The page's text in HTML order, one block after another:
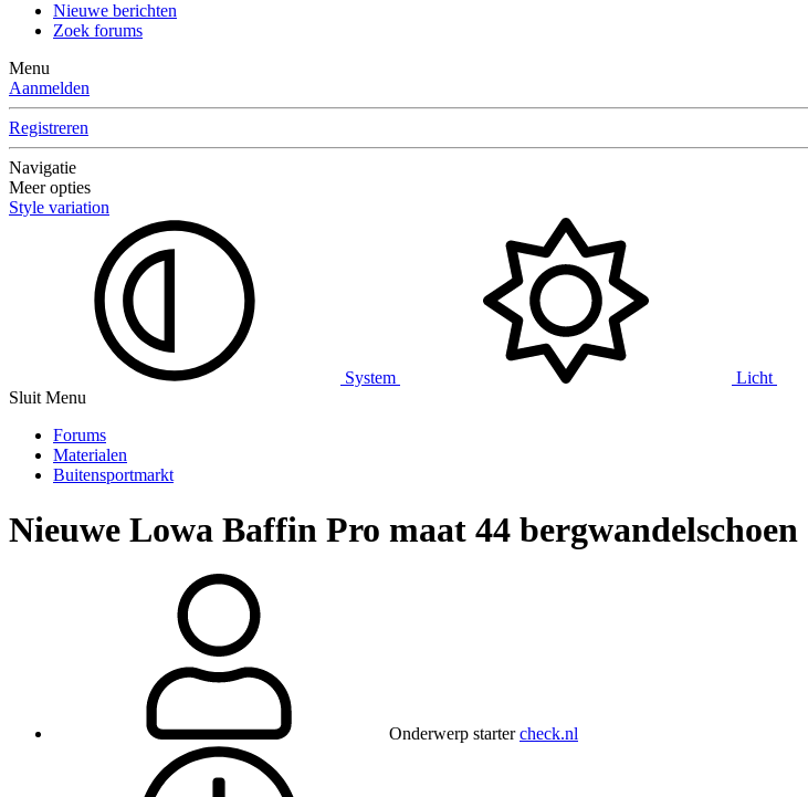
Nieuwe berichten
Zoek forums
Menu
Aanmelden
Registreren
Navigatie
Meer opties
Style variation
System Licht
Sluit Menu
Forums
Materialen
Buitensportmarkt
Nieuwe Lowa Baffin Pro maat 44 bergwandelschoen
Onderwerp starter check.nl